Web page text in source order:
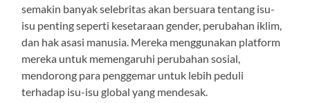
semakin banyak selebritas akan bersuara tentang isu-
isu penting seperti kesetaraan gender, perubahan iklim,
dan hak asasi manusia. Mereka menggunakan platform
mereka untuk memengaruhi perubahan sosial,
mendorong para penggemar untuk lebih peduli
terhadap isu-isu global yang mendesak.